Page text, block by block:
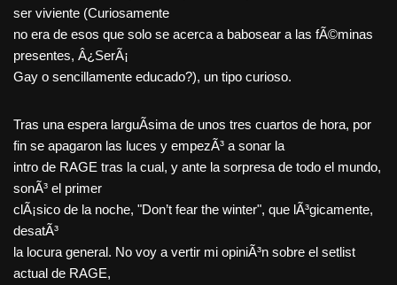
ser viviente (Curiosamente
no era de esos que solo se acerca a babosear a las fÃ©minas
presentes, Â¿SerÃ¡
Gay o sencillamente educado?), un tipo curioso.
Tras una espera larguÃ­sima de unos tres cuartos de hora, por
fin se apagaron las luces y empezÃ³ a sonar la
intro de RAGE tras la cual, y ante la sorpresa de todo el mundo,
sonÃ³ el primer
clÃ¡sico de la noche, "Don’t fear the winter", que lÃ³gicamente,
desatÃ³
la locura general. No voy a vertir mi opiniÃ³n sobre el setlist
actual de RAGE,